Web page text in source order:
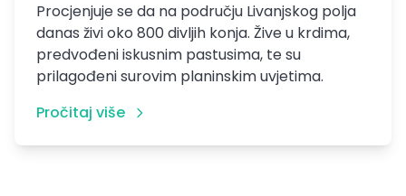
Procjenjuje se da na području Livanjskog polja
danas živi oko 800 divljih konja. Žive u krdima,
predvođeni iskusnim pastusima, te su
prilagođeni surovim planinskim uvjetima.
Pročitaj više